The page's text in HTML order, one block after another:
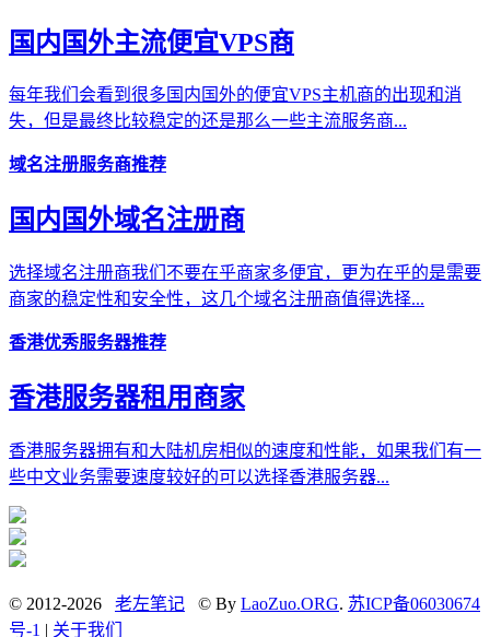
国内国外主流便宜VPS商
每年我们会看到很多国内国外的便宜VPS主机商的出现和消
失，但是最终比较稳定的还是那么一些主流服务商...
域名注册服务商推荐
国内国外域名注册商
选择域名注册商我们不要在乎商家多便宜，更为在乎的是需要
商家的稳定性和安全性，这几个域名注册商值得选择...
香港优秀服务器推荐
香港服务器租用商家
香港服务器拥有和大陆机房相似的速度和性能，如果我们有一
些中文业务需要速度较好的可以选择香港服务器...
© 2012-2026 老左笔记 © By LaoZuo.ORG. 苏ICP备06030674
号-1 | 关于我们